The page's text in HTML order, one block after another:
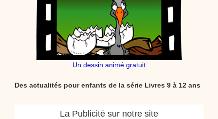
Un dessin animé gratuit
Des actualités pour enfants de la série Livres 9 à 12 ans
La Publicité sur notre site